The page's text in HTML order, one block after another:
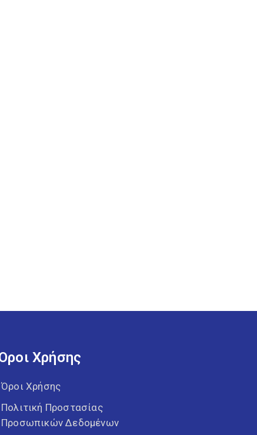
Χρήσης
Όροι Χρήσης
Πολιτική Προστασίας
Προσωπικών Δεδομένων